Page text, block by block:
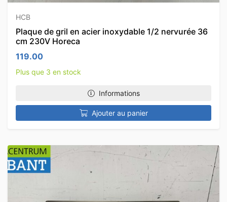
HCB
Plaque de gril en acier inoxydable 1/2 nervurée 36
cm 230V Horeca
119.00
Plus que 3 en stock
Informations
Ajouter au panier